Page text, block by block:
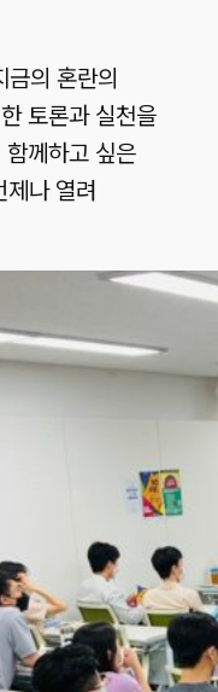
의 혼란의
토론과 실천을
께하고 싶은
나 열려